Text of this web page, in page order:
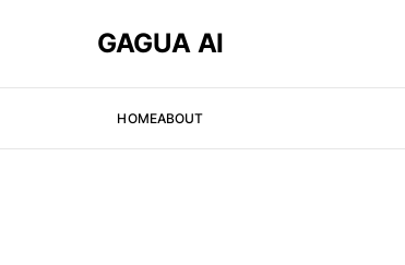
GAGUA AI
HOMEABOUT